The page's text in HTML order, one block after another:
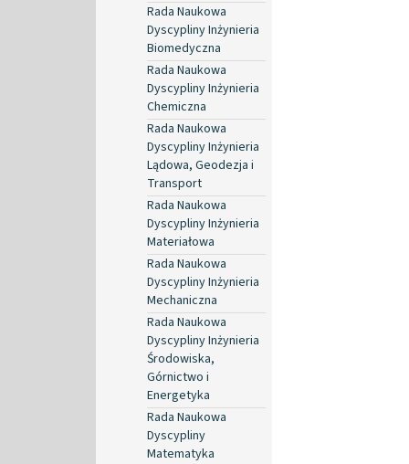
Rada Naukowa
Dyscypliny Inżynieria
Biomedyczna
Rada Naukowa
Dyscypliny Inżynieria
Chemiczna
Rada Naukowa
Dyscypliny Inżynieria
Lądowa, Geodezja i
Transport
Rada Naukowa
Dyscypliny Inżynieria
Materiałowa
Rada Naukowa
Dyscypliny Inżynieria
Mechaniczna
Rada Naukowa
Dyscypliny Inżynieria
Środowiska,
Górnictwo i
Energetyka
Rada Naukowa
Dyscypliny
Matematyka